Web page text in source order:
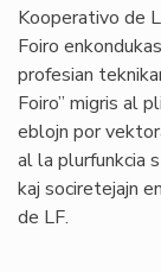
Kooperativo de
Foiro
profesian
Foiro” migris al
eblojn por
al la plurfunkcia
kaj sociretejajn
de LF.